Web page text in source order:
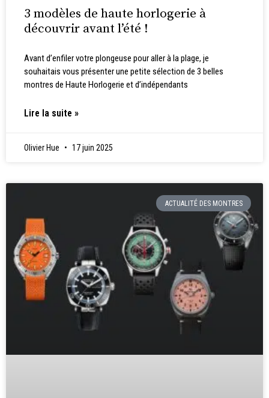
3 modèles de haute horlogerie à
découvrir avant l’été !
Avant d’enfiler votre plongeuse pour aller à la plage, je
souhaitais vous présenter une petite sélection de 3 belles
montres de Haute Horlogerie et d’indépendants
Lire la suite »
Olivier Hue 17 juin 2025
ACTUALITÉ DES MONTRES